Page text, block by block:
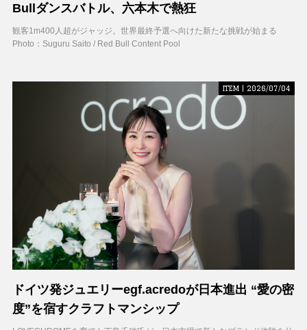
Bullダンスバトル、六本木で熱狂
観客1m400人超がジャッジ。世界最終予選へ向けた新たな挑戦が始まる
Photo：Suguru Saito / Red Bull Content Pool
ITEM | 2026/07/04
ドイツ発ジュエリーegf.acredoが日本進出 “愛の密
度”を宿すクラフトマンシップ